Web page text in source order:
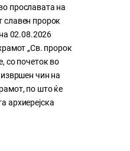
прославата на
славен пророк
02.08.2026
„Св. пророк
со почеток во
чин на
по што ќе
архиерејска